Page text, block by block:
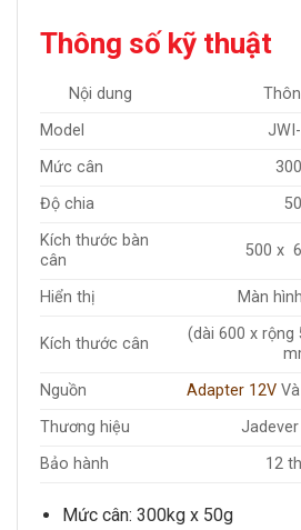
Thông số kỹ thuật
Nội dung
Model
Mức cân
Độ chia
Kích thước bàn
cân
500 x
Hiển thị Màn
Kích thước cân
(dài 600 x rộng
Nguồn
Adapter 12VVà
Thương hiệu
Bảo hành
12
Mức cân: 300kg x 50g